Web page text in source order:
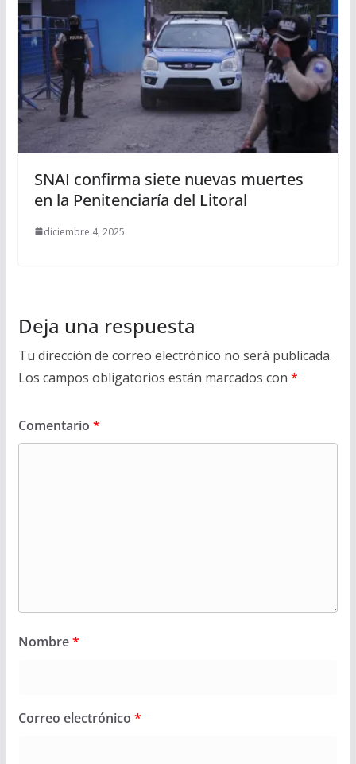
SNAI confirma siete nuevas muertes
en la Penitenciaría del Litoral
diciembre 4, 2025
Deja una respuesta
Tu dirección de correo electrónico no será publicada.
Los campos obligatorios están marcados con *
Comentario *
Nombre*
Correo electrónico *